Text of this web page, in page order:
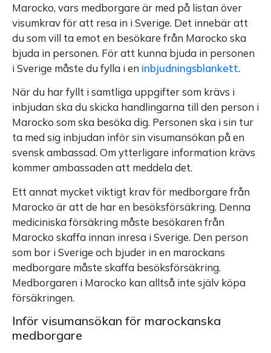
Marocko, vars medborgare är med på listan över
visumkrav för att resa in i Sverige. Det innebär att
du som vill ta emot en besökare från Marocko ska
bjuda in personen. För att kunna bjuda in personen
i Sverige måste du fylla i en inbjudningsblankett.
När du har fyllt i samtliga uppgifter som krävs i
inbjudan ska du skicka handlingarna till den person i
Marocko som ska besöka dig. Personen ska i sin tur
ta med sig inbjudan inför sin visumansökan på en
svensk ambassad. Om ytterligare information krävs
kommer ambassaden att meddela det.
Ett annat mycket viktigt krav för medborgare från
Marocko är att de har en besöksförsäkring. Denna
mediciniska försäkring måste besökaren från
Marocko skaffa innan inresa i Sverige. Den person
som bor i Sverige och bjuder in en marockans
medborgare måste skaffa besöksförsäkring.
Medborgaren i Marocko kan alltså inte själv köpa
försäkringen.
Inför visumansökan för marockanska
medborgare